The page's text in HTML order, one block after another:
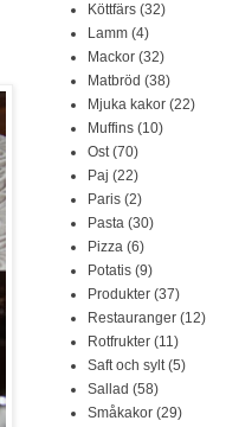
Köttfärs (32)
Lamm (4)
Mackor (32)
Matbröd (38)
Mjuka kakor (22)
Muffins (10)
Ost (70)
Paj (22)
Paris (2)
Pasta (30)
Pizza (6)
Potatis (9)
Produkter (37)
Restauranger (12)
Rotfrukter (11)
Saft och sylt (5)
Sallad (58)
Småkakor (29)